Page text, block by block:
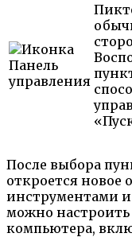
После выбора
откроется новое
инструментами
можно
компьютера,